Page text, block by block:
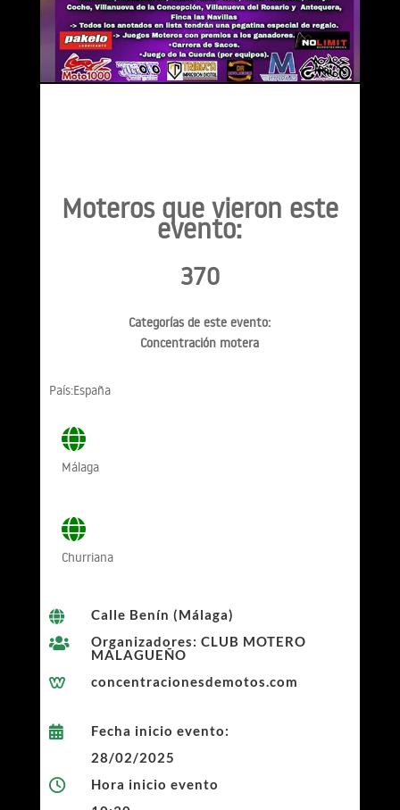
Moteros que vieron este
evento:
370
Categorías de este evento:
Concentración motera
País:España
Málaga
Churriana

Calle Benín (Málaga)

Organizadores: CLUB MOTERO
MALAGUEÑO
 concentracionesdemotos.com

Fecha inicio evento:
28/02/2025

Hora inicio evento